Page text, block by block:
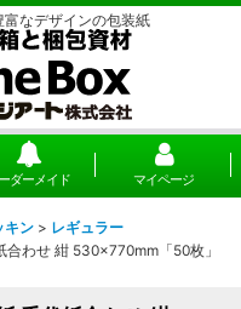
なデザインの包装紙
ダーメイド マイページ
キン > レギュラー
わせ 紺 530×770mm「50枚」